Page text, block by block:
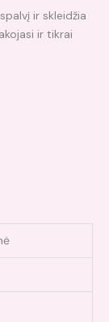
ir skleidžia
ir tikrai